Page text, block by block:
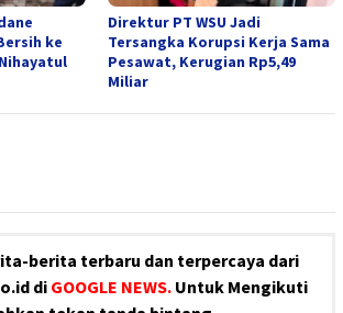
ke
Direktur PT WSU Jadi
Tersangka Korupsi Kerja Sama
Pesawat, Kerugian Rp5,49
Miliar
berita terbaru dan terpercaya dari
di GOOGLE NEWS. Untuk Mengikuti